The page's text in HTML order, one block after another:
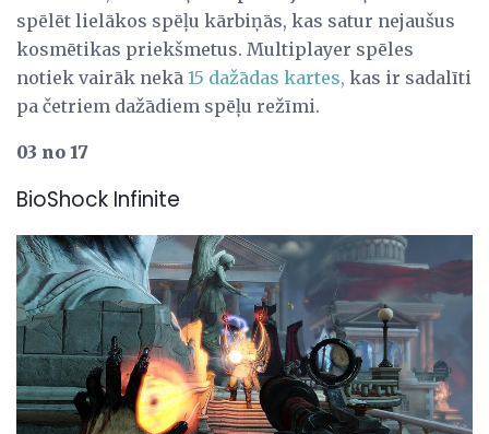
spēlēt lielākos spēļu kārbiņās, kas satur nejaušus
kosmētikas priekšmetus. Multiplayer spēles
notiek vairāk nekā 15 dažādas kartes, kas ir sadalīti
pa četriem dažādiem spēļu režīmi.
03 no 17
BioShock Infinite